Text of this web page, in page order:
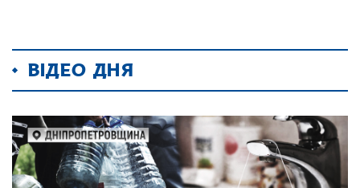
ВІДЕО ДНЯ